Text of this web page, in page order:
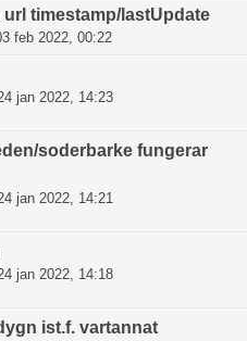
timestamp/lastUpdate
feb 2022, 00:22
jan 2022, 14:23
soderbarke fungerar
jan 2022, 14:21
jan 2022, 14:18
ist.f. vartannat